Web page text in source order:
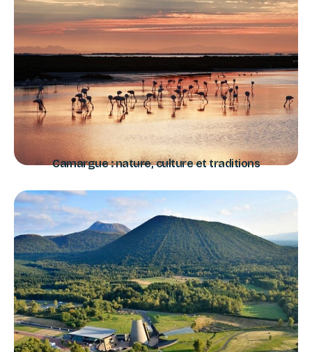
Camargue : nature, culture et traditions